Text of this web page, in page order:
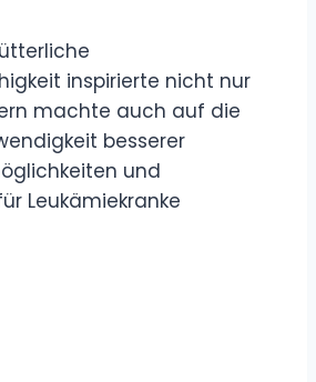
inspirierte nicht nur
machte auch auf die
besserer
und
Leukämiekranke